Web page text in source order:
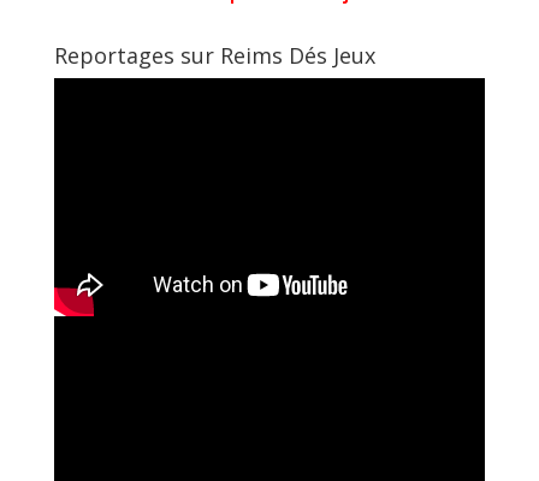
Reportages sur Reims Dés Jeux